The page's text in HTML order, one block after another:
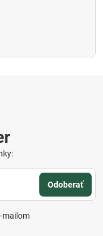
Odoberať
mailom